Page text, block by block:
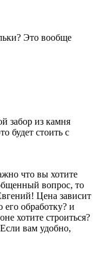
Это вообще
забор из камня
будет стоить с
что вы хотите
вопрос, то
Цена зависит
его обработку? и
хотите строиться?
вам удобно,